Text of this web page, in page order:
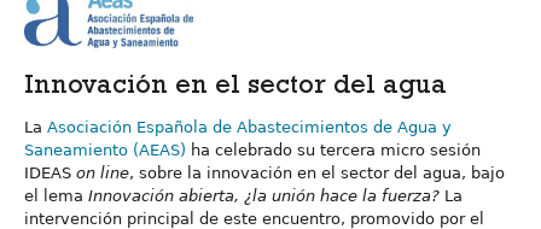
Innovación en el sector del agua
La Asociación Española de Abastecimientos de Agua y
Saneamiento (AEAS) ha celebrado su tercera micro sesión
IDEAS on line, sobre la innovación en el sector del agua, bajo
el lema Innovación abierta, ¿la unión hace la fuerza? La
intervención principal de este encuentro, promovido por el